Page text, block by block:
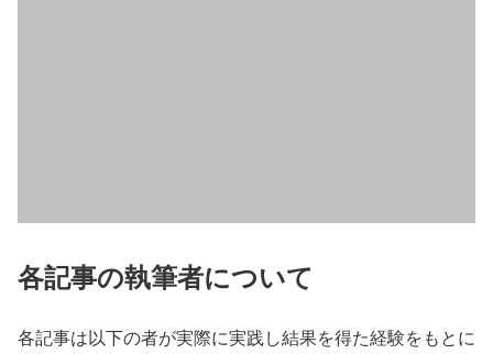
各記事の執筆者について
各記事は以下の者が実際に実践し結果を得た経験をもとに